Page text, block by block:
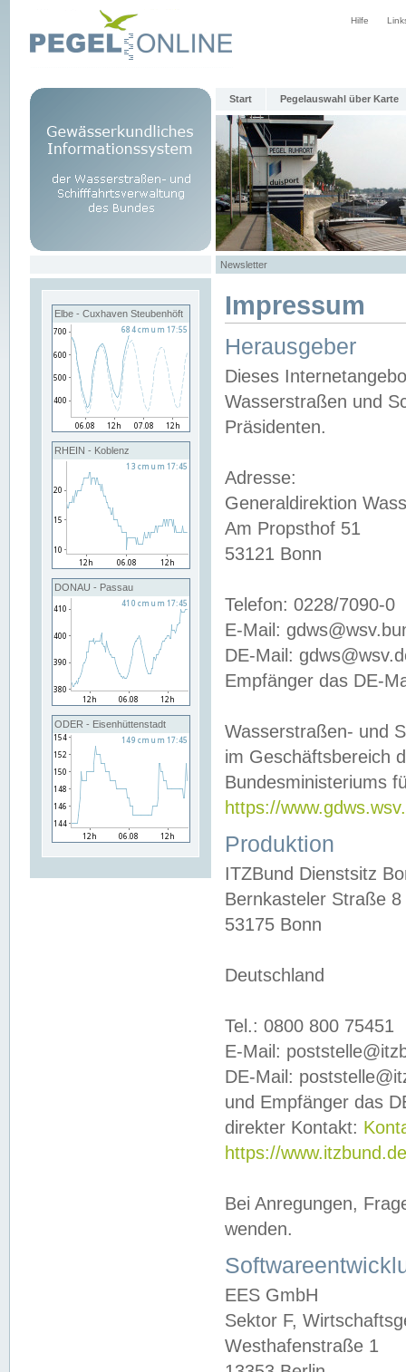
Hilfe
Start Pegelauswahl über Karte
Newsletter
Elbe - Cuxhaven Steubenhöft
RHEIN - Koblenz
DONAU - Passau
ODER - Eisenhüttenstadt
Impressum
Herausgeber
Dieses
Wasserstraßen und
Präsidenten.
Adresse:
Generaldirektion
Am Propsthof 51
53121 Bonn
Telefon: 0228/7090-0
E-Mail:
DE-Mail:
Empfänger das DE-
Wasserstraßen- und
im Geschäftsbereich
Bundesministeriums
https://
Produktion
ITZBund Dienstsitz
Bernkasteler Straße 8
53175 Bonn
Deutschland
Tel.: 0800 800 75451
E-Mail:
DE-Mail:
und Empfänger das
direkter Kontakt:
https://
Bei Anregungen,
wenden.
EES GmbH
Sektor F,
Westhafenstraße 1